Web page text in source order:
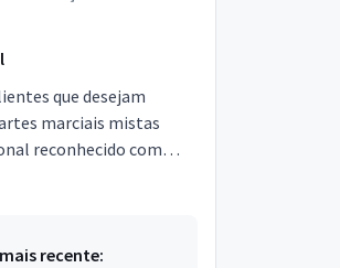
que desejam
marciais mistas
reconhecido com
recente: